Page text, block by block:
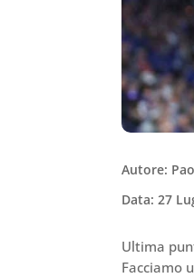
Autore:
Data: 27
Ultima
Facciamo